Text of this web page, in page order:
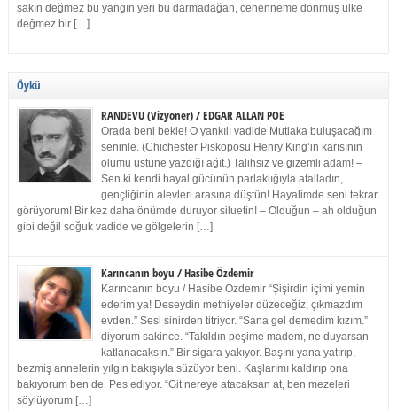
sakın değmez bu yangın yeri bu darmadağan, cehenneme dönmüş ülke
değmez bir […]
Öykü
RANDEVU (Vizyoner) / EDGAR ALLAN POE
Orada beni bekle! O yankılı vadide Mutlaka buluşacağım
seninle. (Chichester Piskoposu Henry King’in karısının
ölümü üstüne yazdığı ağıt.) Talihsiz ve gizemli adam! –
Sen ki kendi hayal gücünün parlaklığıyla afalladın,
gençliğinin alevleri arasına düştün! Hayalimde seni tekrar
görüyorum! Bir kez daha önümde duruyor siluetin! – Olduğun – ah olduğun
gibi değil soğuk vadide ve gölgelerin […]
Karıncanın boyu / Hasibe Özdemir
Karıncanın boyu / Hasibe Özdemir “Şişirdin içimi yemin
ederim ya! Deseydin methiyeler düzeceğiz, çıkmazdım
evden.” Sesi sinirden titriyor. “Sana gel demedim kızım.”
diyorum sakince. “Takıldın peşime madem, ne duyarsan
katlanacaksın.” Bir sigara yakıyor. Başını yana yatırıp,
bezmiş annelerin yılgın bakışıyla süzüyor beni. Kaşlarımı kaldırıp ona
bakıyorum ben de. Pes ediyor. “Git nereye atacaksan at, ben mezeleri
söylüyorum […]